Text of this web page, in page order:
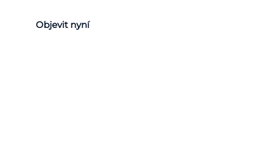
Objevit nyní